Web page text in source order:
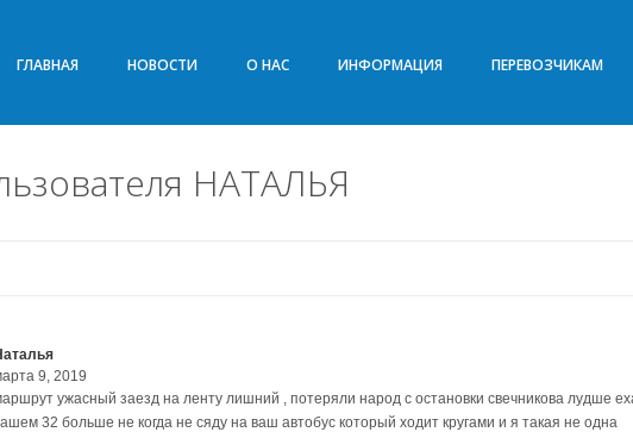
ГЛАВНАЯ НОВОСТИ О НАС ИНФОРМАЦИЯ ПЕРЕВОЗЧИКАМ
НАТАЛЬЯ
9, 2019
ужасный заезд на ленту лишний , потеряли народ с остановки свечникова лудше
32 больше не когда не сяду на ваш автобус который ходит кругами и я такая не одна